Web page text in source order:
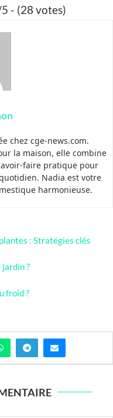
- (28 votes)
chez cge-news.com.
la maison, elle combine
faire pratique pour
Nadia est votre
harmonieuse.
: Stratégies clés
?
froid ?